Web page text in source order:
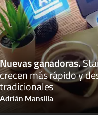
Nuevas ganadoras.
crecen más rápido y
tradicionales
Adrián Mansilla